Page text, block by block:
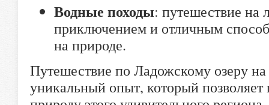
Водные походы: путешествие на
приключением и отличным
на природе.
Путешествие по Ладожскому озеру на
уникальный опыт, который позволяет